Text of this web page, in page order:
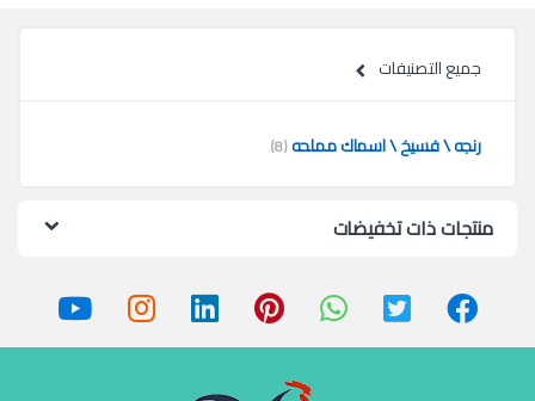
جميع التصنيفات
رنجه \ فسيخ \ اسماك مملحه(8)
منتجات ذات تخفيضات